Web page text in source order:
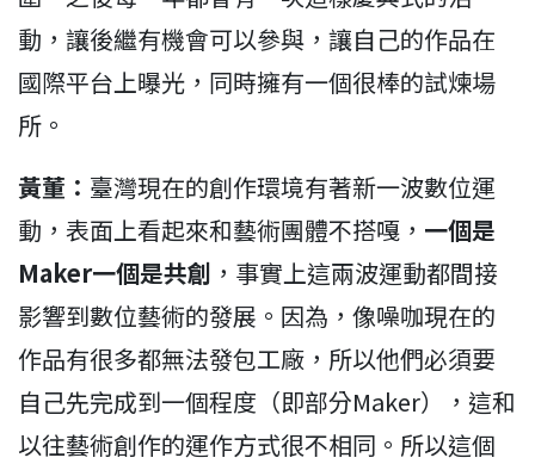
動，讓後繼有機會可以參與，讓自己的作品在
國際平台上曝光，同時擁有一個很棒的試煉場
所。
黃董： 臺灣現在的創作環境有著新一波數位運
動，表面上看起來和藝術團體不搭嘎， 一個是
Maker一個是共創 ，事實上這兩波運動都間接
影響到數位藝術的發展。因為，像噪咖現在的
作品有很多都無法發包工廠，所以他們必須要
自己先完成到一個程度（即部分Maker），這和
以往藝術創作的運作方式很不相同。所以這個